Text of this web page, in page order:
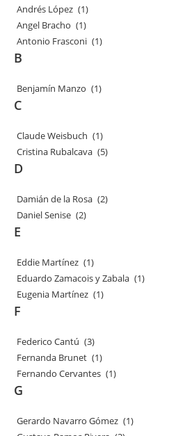
Andrés López (1)
Angel Bracho (1)
Antonio Frasconi (1)
B
Benjamín Manzo (1)
C
Claude Weisbuch (1)
Cristina Rubalcava (5)
D
Damián de la Rosa (2)
Daniel Senise (2)
E
Eddie Martínez (1)
Eduardo Zamacois y Zabala (1)
Eugenia Martínez (1)
F
Federico Cantú (3)
Fernanda Brunet (1)
Fernando Cervantes (1)
G
Gerardo Navarro Gómez (1)